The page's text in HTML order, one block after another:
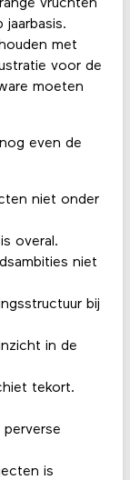
vruchten
met
voor de
moeten
even de
niet onder
overal.
niet
bij
in de
tekort.
is